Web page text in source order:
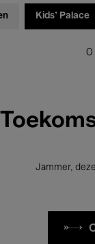
Kids’ Palace
0
Jammer,